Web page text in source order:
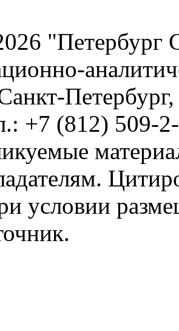
"Петербург
+7 (812) 509-
условии